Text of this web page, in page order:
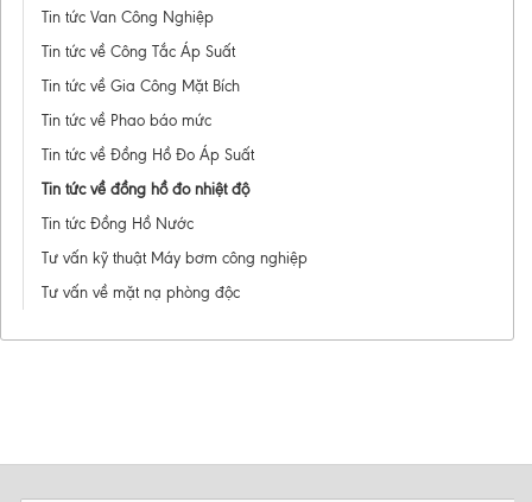
Tin tức Van Công Nghiệp
Tin tức về Công Tắc Áp Suất
Tin tức về Gia Công Mặt Bích
Tin tức về Phao báo mức
Tin tức về Đồng Hồ Đo Áp Suất
Tin tức về đồng hồ đo nhiệt độ
Tin tức Đồng Hồ Nước
Tư vấn kỹ thuật Máy bơm công nghiệp
Tư vấn về mặt nạ phòng độc